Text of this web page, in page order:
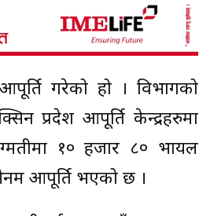
गरेको हो । विभागको
प्रदेश आपूर्ति केन्द्रहरुमा
१० हजार ८० भायल
आपूर्ति भएको छ ।